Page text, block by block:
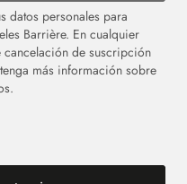
datos personales para
Barrière. En cualquier
cancelación de suscripción
más información sobre